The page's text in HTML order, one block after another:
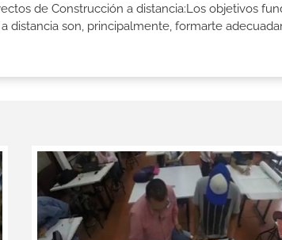
de Construcción a distancia:Los objetivos
distancia son, principalmente, formarte